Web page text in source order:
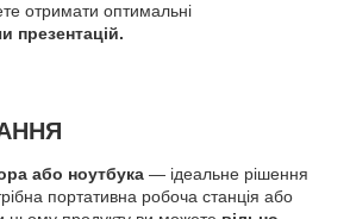
отримати оптимальні
презентацій.
або ноутбука — ідеальне рішення
портативна робоча станція або